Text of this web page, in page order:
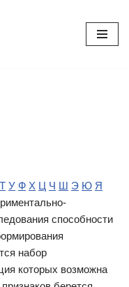
Т У Ф Х Ц Ч Ш Э Ю Я
способности
набор
которых возможна